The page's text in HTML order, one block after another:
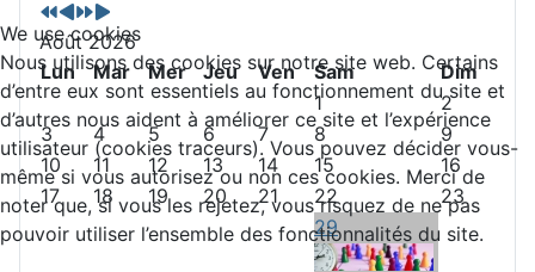
é
e
p
r
é
c
é
d
e
s
p
r
é
c
é
d
e
n
é
e
s
u
i
v
a
n
t
s
s
u
i
v
a
n
t
Août 2026
Lun
Mar Mer Jeu Ven Sam
Dim
1
2
3
4 5 6 7 8
9
10
11 12 13 14 15
16
17
18 19 20 21 22 23
29
We use cookies
Nous utilisons des cookies sur notre site web. Certains
d’entre eux sont essentiels au fonctionnement du site et
d’autres nous aident à améliorer ce site et l’expérience
utilisateur (cookies traceurs). Vous pouvez décider vous-
même si vous autorisez ou non ces cookies. Merci de
noter que, si vous les rejetez, vous risquez de ne pas
pouvoir utiliser l’ensemble des fonctionnalités du site.